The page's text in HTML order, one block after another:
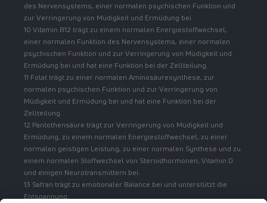
des Nervensystems, einer normalen psychischen Funktion und
zur Verringerung von Müdigkeit und Ermüdung bei.
10 Vitamin B12 trägt zu einem normalen Energiestoffwechsel,
einer normalen Funktion des Nervensystems, einer normalen
psychischen Funktion und zur Verringerung von Müdigkeit und
Ermüdung bei und hat eine Funktion bei der Zellteilung.
11 Folat trägt zu einer normalen Aminosäuresynthese, zur
normalen psychischen Funktion und zur Verringerung von
Müdigkeit und Ermüdung bei und hat eine Funktion bei der
Zellteilung.
12 Pantothensäure trägt zur Verringerung von Müdigkeit und
Ermüdung, zu einem normalen Energiestoffwechsel, zu einer
normalen geistigen Leistung, zu einer normalen Synthese und zu
einem normalen Stoffwechsel von Steroidhormonen, Vitamin D
und einigen Neurotransmittern bei.
13 Safran trägt zu emotionaler Balance bei und unterstützt die
Entspannung.